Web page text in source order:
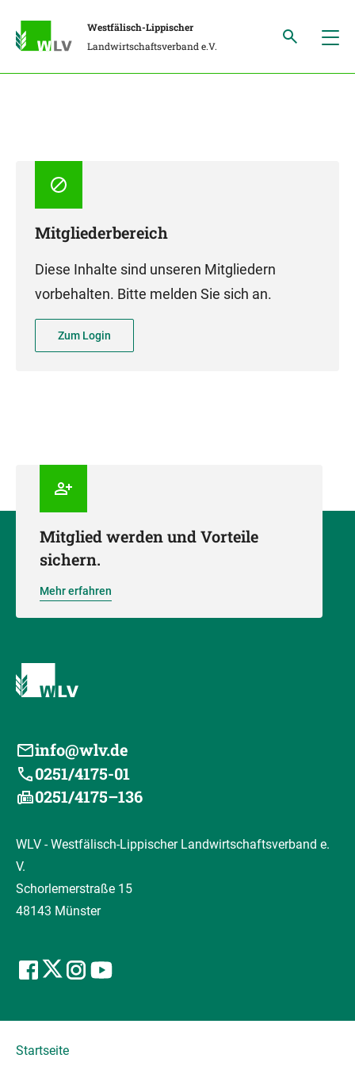
Westfälisch-Lippischer
Landwirtschaftsverband e.V.
Mitgliederbereich
Diese Inhalte sind unseren Mitgliedern
vorbehalten. Bitte melden Sie sich an.
Zum Login
Mitglied werden und Vorteile
sichern.
Mehr erfahren
info@wlv.de
0251/4175-01
0251/4175–136
WLV - Westfälisch-Lippischer Landwirtschaftsverband e.
V.
Schorlemerstraße 15
48143 Münster
Startseite